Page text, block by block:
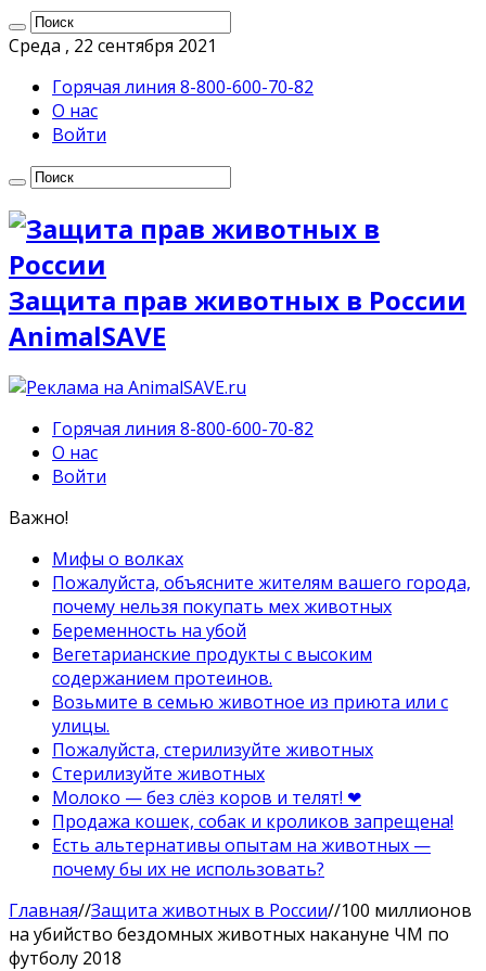
Среда , 22 сентября 2021
Горячая линия 8-800-600-70-82
О нас
Войти
Защита прав животных в России
AnimalSAVE
Горячая линия 8-800-600-70-82
О нас
Войти
Важно!
Мифы о волках
Пожалуйста, объясните жителям вашего города,
почему нельзя покупать мех животных
Беременность на убой
Вегетарианские продукты с высоким
содержанием протеинов.
Возьмите в семью животное из приюта или с
улицы.
Пожалуйста, стерилизуйте животных
Стерилизуйте животных
Молоко — без слёз коров и телят! ❤
Продажа кошек, собак и кроликов запрещена!
Есть альтернативы опытам на животных —
почему бы их не использовать?
Главная//Защита животных в России//100 миллионов
на убийство бездомных животных накануне ЧМ по
футболу 2018